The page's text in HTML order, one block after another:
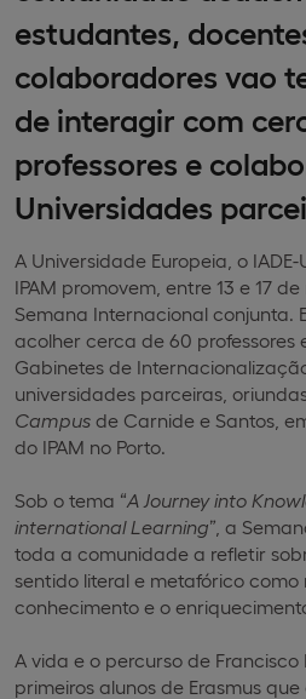
estudantes,
colaboradores vao
de interagir com
professores e
Universidades
A Universidade Europeia, o
IPAM promovem, entre 13 e 17
Semana Internacional conjunta.
acolher cerca de 60 professores
Gabinetes de
universidades parceiras,
Campus de Carnide e Santos,
do IPAM no Porto.
Sob o tema “A Journey into
international Learning”, a
toda a comunidade a refletir
sentido literal e metafórico
conhecimento e o
A vida e o percurso de Francisco
primeiros alunos de Erasmus